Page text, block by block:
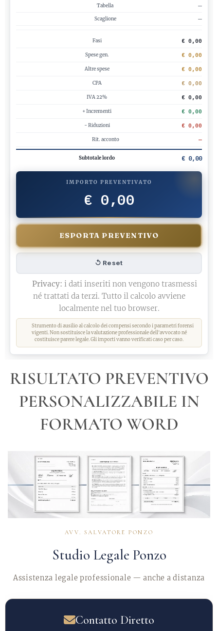
Tabella —
Scaglione —
Fasi € 0,00
Spese gen. € 0,00
Altre spese € 0,00
CPA € 0,00
IVA 22% € 0,00
+ Incrementi € 0,00
− Riduzioni € 0,00
Rit. acconto —
Subtotale lordo € 0,00
IMPORTO PREVENTIVATO
€ 0,00
ESPORTA PREVENTIVO
↺ Reset
Privacy: i dati inseriti non vengono trasmessi
né trattati da terzi. Tutto il calcolo avviene
localmente nel tuo browser.
⚖️ Strumento di ausilio al calcolo dei compensi secondo i parametri forensi
vigenti. Non sostituisce la valutazione professionale dell'avvocato né
costituisce parere legale. Gli importi vanno verificati caso per caso.
RISULTATO PREVENTIVO
PERSONALIZZABILE IN
FORMATO WORD
AVV. SALVATORE PONZO
Studio Legale Ponzo
Assistenza legale professionale — anche a distanza
Contatto Diretto